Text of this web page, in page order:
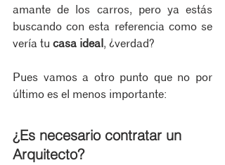
amante de los carros, pero ya estás
buscando con esta referencia como se
vería tu casa ideal, ¿verdad?
Pues vamos a otro punto que no por
último es el menos importante:
¿Es necesario contratar un
Arquitecto?